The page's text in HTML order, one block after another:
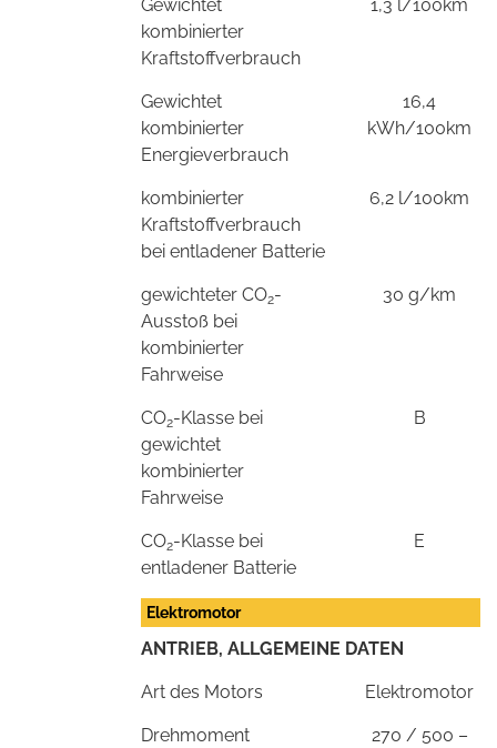
Gewichtet
kombinierter
Kraftstoffverbrauch
1,3 l/100km
Gewichtet
kombinierter
Energieverbrauch
16,4
kWh/100km
kombinierter
Kraftstoffverbrauch
bei entladener Batterie
6,2 l/100km
gewichteter CO2-
Ausstoß bei
kombinierter
Fahrweise
30 g/km
CO2-Klasse bei
gewichtet
kombinierter
Fahrweise
B
CO2-Klasse bei
entladener Batterie
E
Elektromotor
ANTRIEB, ALLGEMEINE DATEN
Art des Motors Elektromotor
Drehmoment
270 / 500 –